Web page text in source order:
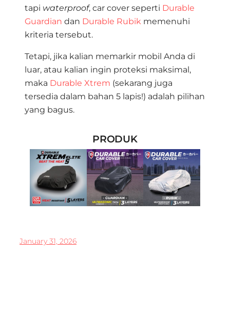
tapi waterproof, car cover seperti Durable
Guardian dan Durable Rubik memenuhi
kriteria tersebut.
Tetapi, jika kalian memarkir mobil Anda di
luar, atau kalian ingin proteksi maksimal,
maka Durable Xtrem (sekarang juga
tersedia dalam bahan 5 lapis!) adalah pilihan
yang bagus.
PRODUK
January 31, 2026